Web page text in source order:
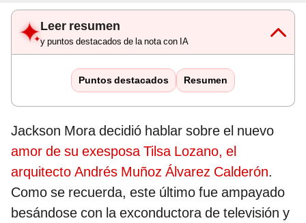
Leer resumen
y puntos destacados de la nota con IA
Puntos destacados Resumen
Jackson Mora decidió hablar sobre el nuevo
amor de su exesposa Tilsa Lozano, el
arquitecto Andrés Muñoz Álvarez Calderón.
Como se recuerda, este último fue ampayado
besándose con la exconductora de televisión y